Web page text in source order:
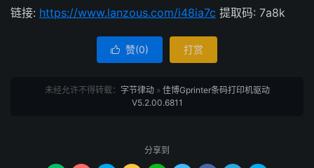
链接: https://www.lanzous.com/i48ia7c 提取码: 7a8k
 赞(0) 打赏
未经允许不得转载： 字节律动» 佳博Gprinter条码打印机驱动
V5.2.00.6811
分享到